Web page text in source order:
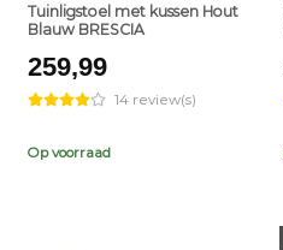
Tuinligstoel met kussen Hout
Blauw BRESCIA
259,99
14 review(s)
Op voorraad